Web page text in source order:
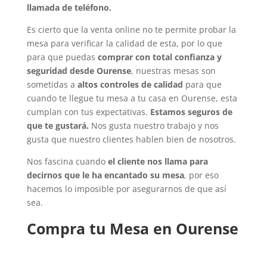
llamada de teléfono.
Es cierto que la venta online no te permite probar la
mesa para verificar la calidad de esta, por lo que
para que puedas comprar con total confianza y
seguridad desde Ourense, nuestras mesas son
sometidas a altos controles de calidad para que
cuando te llegue tu mesa a tu casa en Ourense, esta
cumplan con tus expectativas. Estamos seguros de
que te gustará. Nos gusta nuestro trabajo y nos
gusta que nuestro clientes hablen bien de nosotros.
Nos fascina cuando el cliente nos llama para
decirnos que le ha encantado su mesa, por eso
hacemos lo imposible por asegurarnos de que así
sea.
Compra tu Mesa en Ourense